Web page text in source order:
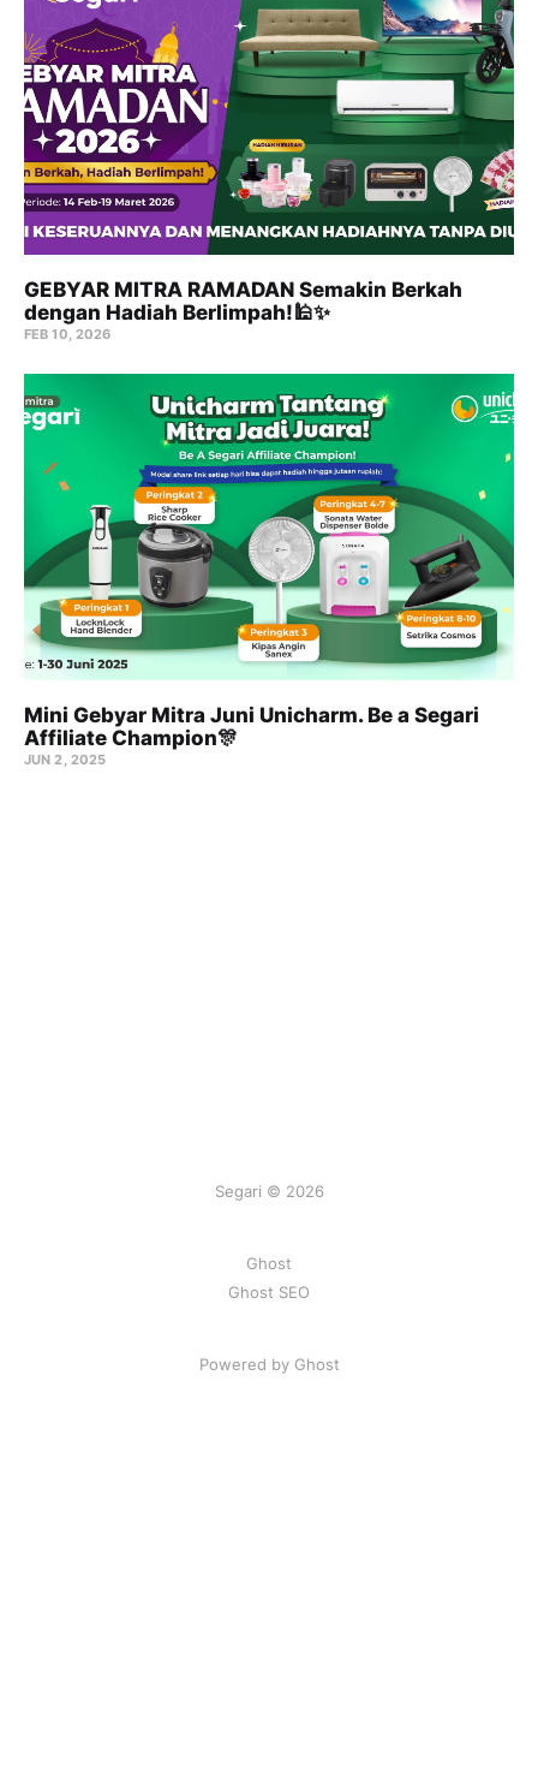
GEBYAR MITRA RAMADAN Semakin Berkah
dengan Hadiah Berlimpah!🕌✨
FEB 10, 2026
Mini Gebyar Mitra Juni Unicharm. Be a Segari
Affiliate Champion🎊
JUN 2, 2025
Segari © 2026
Ghost
Ghost SEO
Powered by Ghost